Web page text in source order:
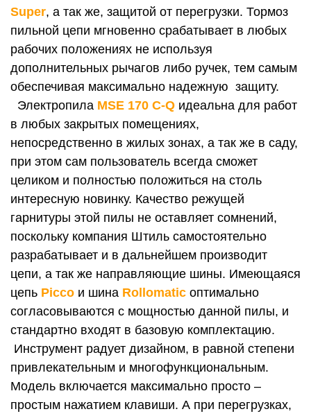
Super, а так же, защитой от перегрузки. Тормоз
пильной цепи мгновенно срабатывает в любых
рабочих положениях не используя
дополнительных рычагов либо ручек, тем самым
обеспечивая максимально надежную защиту.
Электропила MSE 170 C-Q идеальна для работ
в любых закрытых помещениях,
непосредственно в жилых зонах, а так же в саду,
при этом сам пользователь всегда сможет
целиком и полностью положиться на столь
интересную новинку. Качество режущей
гарнитуры этой пилы не оставляет сомнений,
поскольку компания Штиль самостоятельно
разрабатывает и в дальнейшем производит
цепи, а так же направляющие шины. Имеющаяся
цепь Picco и шина Rollomatic оптимально
согласовываются с мощностью данной пилы, и
стандартно входят в базовую комплектацию.
Инструмент радует дизайном, в равной степени
привлекательным и многофункциональным.
Модель включается максимально просто –
простым нажатием клавиши. А при перегрузках,